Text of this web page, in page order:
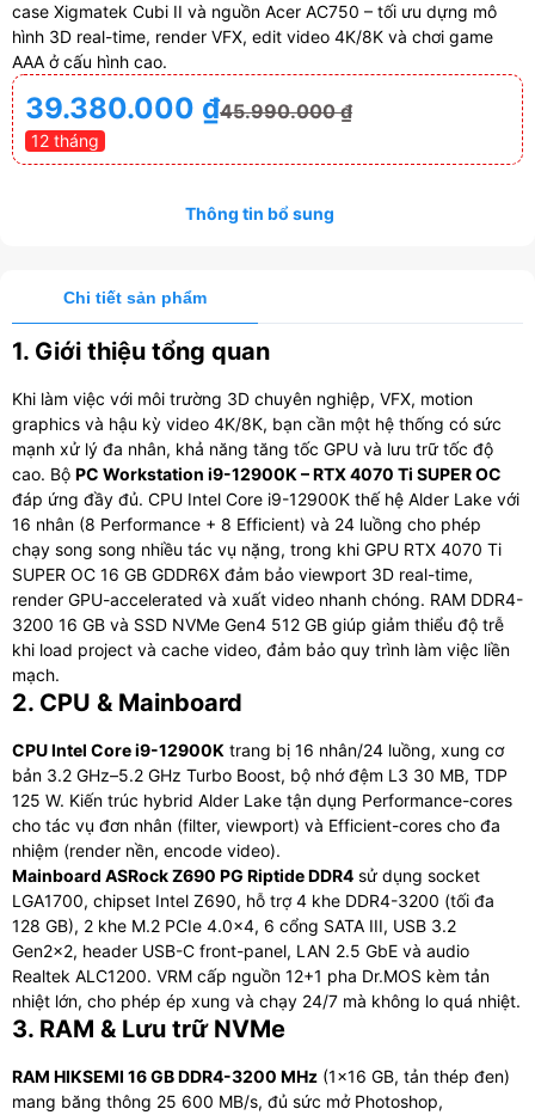
case Xigmatek Cubi II và nguồn Acer AC750 – tối ưu dựng mô
hình 3D real-time, render VFX, edit video 4K/8K và chơi game
AAA ở cấu hình cao.
45.990.000₫
39.380.000 ₫
12 tháng
Thông tin bổ sung
Chi tiết sản phẩm
1. Giới thiệu tổng quan
Khi làm việc với môi trường 3D chuyên nghiệp, VFX, motion
graphics và hậu kỳ video 4K/8K, bạn cần một hệ thống có sức
mạnh xử lý đa nhân, khả năng tăng tốc GPU và lưu trữ tốc độ
cao. Bộ PC Workstation i9-12900K – RTX 4070 Ti SUPER OC
đáp ứng đầy đủ. CPU Intel Core i9-12900K thế hệ Alder Lake với
16 nhân (8 Performance + 8 Efficient) và 24 luồng cho phép
chạy song song nhiều tác vụ nặng, trong khi GPU RTX 4070 Ti
SUPER OC 16 GB GDDR6X đảm bảo viewport 3D real-time,
render GPU-accelerated và xuất video nhanh chóng. RAM DDR4-
3200 16 GB và SSD NVMe Gen4 512 GB giúp giảm thiểu độ trễ
khi load project và cache video, đảm bảo quy trình làm việc liền
mạch.
2. CPU & Mainboard
CPU Intel Core i9-12900K trang bị 16 nhân/24 luồng, xung cơ
bản 3.2 GHz–5.2 GHz Turbo Boost, bộ nhớ đệm L3 30 MB, TDP
125 W. Kiến trúc hybrid Alder Lake tận dụng Performance-cores
cho tác vụ đơn nhân (filter, viewport) và Efficient-cores cho đa
nhiệm (render nền, encode video).
Mainboard ASRock Z690 PG Riptide DDR4 sử dụng socket
LGA1700, chipset Intel Z690, hỗ trợ 4 khe DDR4-3200 (tối đa
128 GB), 2 khe M.2 PCIe 4.0×4, 6 cổng SATA III, USB 3.2
Gen2×2, header USB-C front-panel, LAN 2.5 GbE và audio
Realtek ALC1200. VRM cấp nguồn 12+1 pha Dr.MOS kèm tản
nhiệt lớn, cho phép ép xung và chạy 24/7 mà không lo quá nhiệt.
3. RAM & Lưu trữ NVMe
RAM HIKSEMI 16 GB DDR4-3200 MHz (1×16 GB, tản thép đen)
mang băng thông 25 600 MB/s, đủ sức mở Photoshop,